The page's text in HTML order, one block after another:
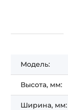
Модель:
Высота, мм:
Ширина, мм: